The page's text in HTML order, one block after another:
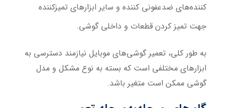
کننده‌های ضدعفونی کننده و سایر ابزارهای تمیزکننده
جهت تمیز کردن قطعات و داخلی گوشی.
به طور کلی، تعمیر گوشی‌های موبایل نیازمند دسترسی به
ابزارهای مختلفی است که بسته به نوع مشکل و مدل
گوشی ممکن است متغیر باشد.